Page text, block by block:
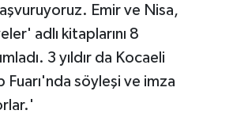
Emir ve Nisa,
adlı kitaplarını 8
3 yıldır da Kocaeli
Fuarı'nda söyleşi ve imza